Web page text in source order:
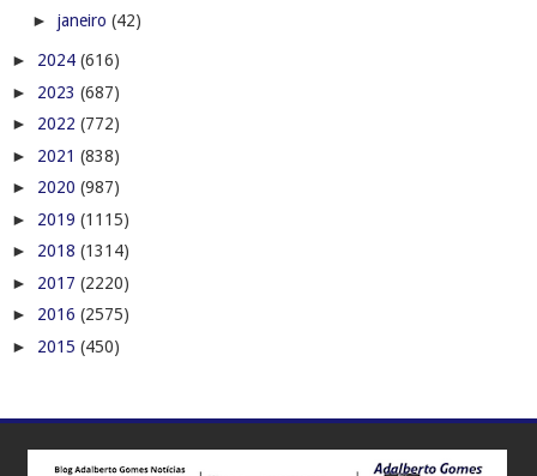
► janeiro (42)
► 2024 (616)
► 2023 (687)
► 2022 (772)
► 2021 (838)
► 2020 (987)
► 2019 (1115)
► 2018 (1314)
► 2017 (2220)
► 2016 (2575)
► 2015 (450)